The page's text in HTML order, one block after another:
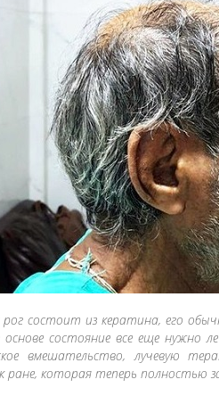
рог состоит из кератина, его
основе состояние все еще
вмешательство, лучевую
которая теперь полностью